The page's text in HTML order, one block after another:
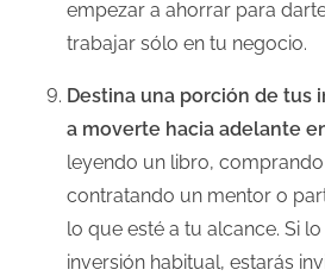
empezar a ahorrar para
trabajar sólo en tu negocio.
Destina una porción de tus
a moverte hacia adelante
leyendo un libro,
contratando un mentor o
lo que esté a tu alcance. Si
inversión habitual, estarás